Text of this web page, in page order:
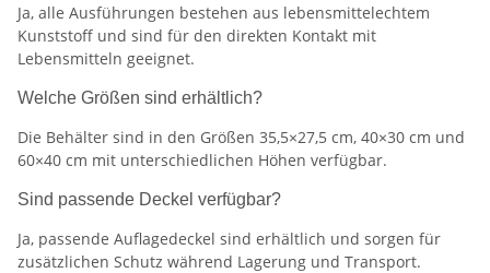
Ja, alle Ausführungen bestehen aus lebensmittelechtem
Kunststoff und sind für den direkten Kontakt mit
Lebensmitteln geeignet.
Welche Größen sind erhältlich?
Die Behälter sind in den Größen 35,5×27,5 cm, 40×30 cm und
60×40 cm mit unterschiedlichen Höhen verfügbar.
Sind passende Deckel verfügbar?
Ja, passende Auflagedeckel sind erhältlich und sorgen für
zusätzlichen Schutz während Lagerung und Transport.